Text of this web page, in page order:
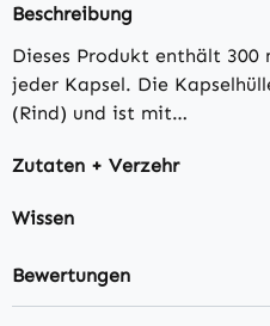
Beschreibung
Dieses Produkt enthält 300
jeder Kapsel. Die
(Rind) und ist mit…
Zutaten + Verzehr
Wissen
Bewertungen